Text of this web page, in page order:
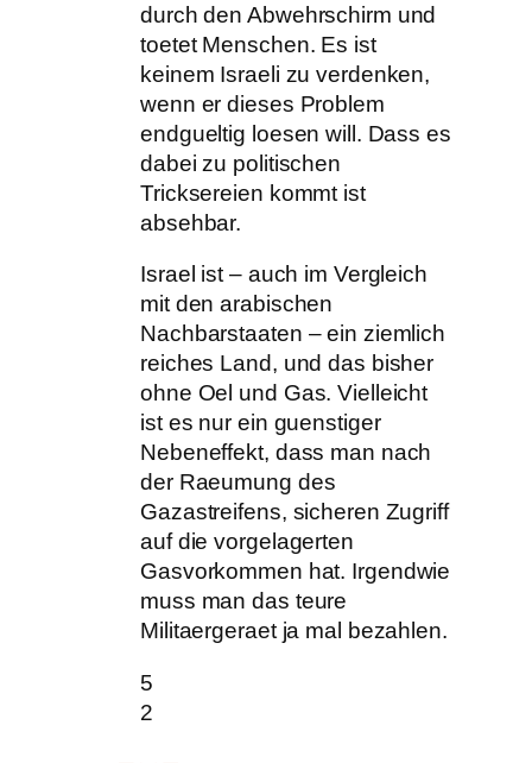
durch den Abwehrschirm und
toetet Menschen. Es ist
keinem Israeli zu verdenken,
wenn er dieses Problem
endgueltig loesen will. Dass es
dabei zu politischen
Tricksereien kommt ist
absehbar.
Israel ist – auch im Vergleich
mit den arabischen
Nachbarstaaten – ein ziemlich
reiches Land, und das bisher
ohne Oel und Gas. Vielleicht
ist es nur ein guenstiger
Nebeneffekt, dass man nach
der Raeumung des
Gazastreifens, sicheren Zugriff
auf die vorgelagerten
Gasvorkommen hat. Irgendwie
muss man das teure
Militaergeraet ja mal bezahlen.
5
2